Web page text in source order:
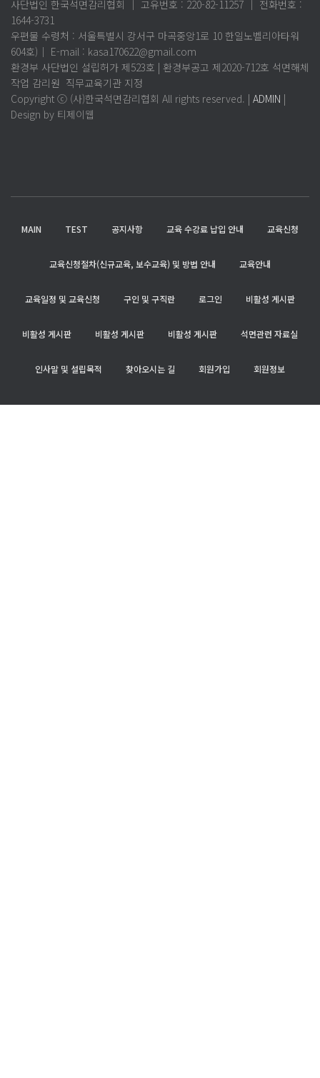
사단법인 한국석면감리협회 │ 고유번호 : 220-82-11257 │ 전화번호 :
1644-3731
우편물 수령처 : 서울특별시 강서구 마곡중앙1로 10 한일노벨리아타워
604호)│ E-mail : kasa170622@gmail.com
환경부 사단법인 설립허가 제523호 | 환경부공고 제2020-712호 석면해체
작업 감리원 직무교육기관 지정
Copyright ⓒ (사)한국석면감리협회 All rights reserved. | ADMIN |
Design by 티제이웹
MAIN TEST 공지사항 교육 수강료 납입 안내 교육신청
교육신청절차(신규교육, 보수교육) 및 방법 안내 교육안내
교육일정 및 교육신청 구인 및 구직란 로그인 비활성 게시판
비활성 게시판 비활성 게시판 비활성 게시판 석면관련 자료실
인사말 및 설립목적 찾아오시는 길 회원가입 회원정보